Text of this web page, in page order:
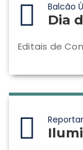
Balcão
Dia
Editais de